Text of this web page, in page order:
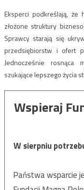
Eksperci podkreślają, że
złożone struktury
Sprawcy starają się
przedsiębiorstw i ofert
Jednocześnie rosnąca
szukające lepszego życia
Wspieraj
W sierpniu
Państwa wsparcie